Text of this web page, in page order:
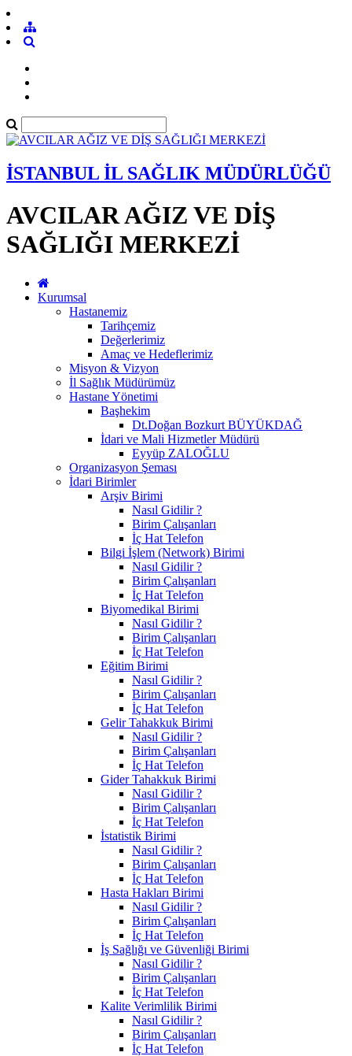
İSTANBUL İL SAĞLIK MÜDÜRLÜĞÜ
AVCILAR AĞIZ VE DİŞ
SAĞLIĞI MERKEZİ
Kurumsal
Hastanemiz
Tarihçemiz
Değerlerimiz
Amaç ve Hedeflerimiz
Misyon & Vizyon
İl Sağlık Müdürümüz
Hastane Yönetimi
Başhekim
Dt.Doğan Bozkurt BÜYÜKDAĞ
İdari ve Mali Hizmetler Müdürü
Eyyüp ZALOĞLU
Organizasyon Şeması
İdari Birimler
Arşiv Birimi
Nasıl Gidilir ?
Birim Çalışanları
İç Hat Telefon
Bilgi İşlem (Network) Birimi
Nasıl Gidilir ?
Birim Çalışanları
İç Hat Telefon
Biyomedikal Birimi
Nasıl Gidilir ?
Birim Çalışanları
İç Hat Telefon
Eğitim Birimi
Nasıl Gidilir ?
Birim Çalışanları
İç Hat Telefon
Gelir Tahakkuk Birimi
Nasıl Gidilir ?
Birim Çalışanları
İç Hat Telefon
Gider Tahakkuk Birimi
Nasıl Gidilir ?
Birim Çalışanları
İç Hat Telefon
İstatistik Birimi
Nasıl Gidilir ?
Birim Çalışanları
İç Hat Telefon
Hasta Hakları Birimi
Nasıl Gidilir ?
Birim Çalışanları
İç Hat Telefon
İş Sağlığı ve Güvenliği Birimi
Nasıl Gidilir ?
Birim Çalışanları
İç Hat Telefon
Kalite Verimlilik Birimi
Nasıl Gidilir ?
Birim Çalışanları
İç Hat Telefon